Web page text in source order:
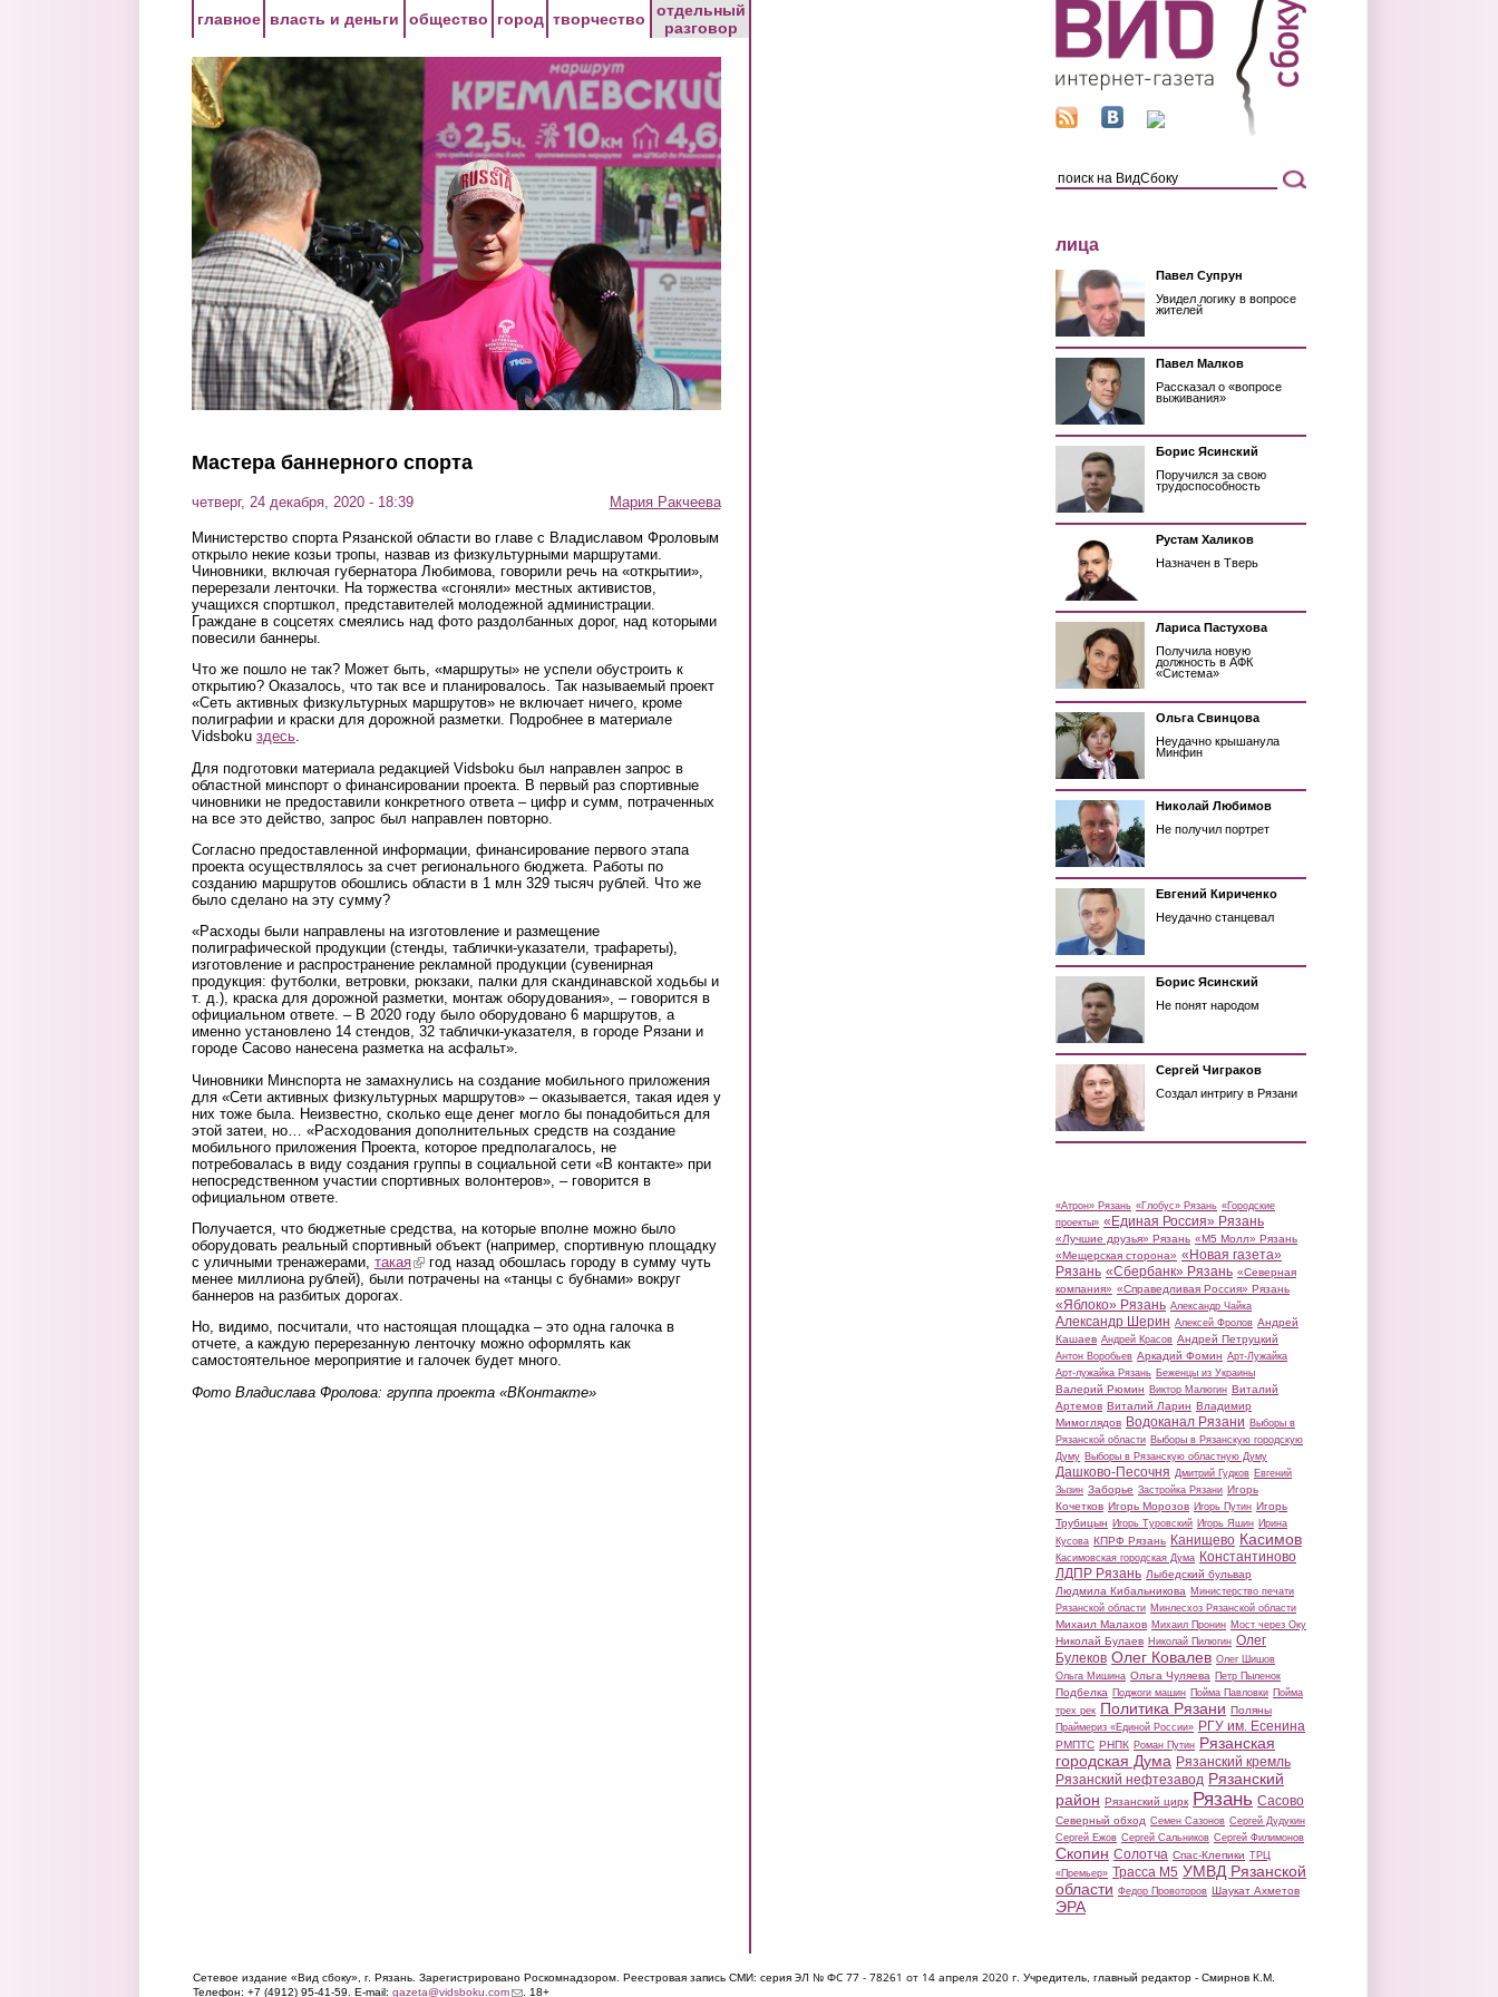
главное власть и деньги общество город творчество
отдельный
разговор
Мастера баннерного спорта
четверг, 24 декабря, 2020 - 18:39 Мария Ракчеева
Министерство спорта Рязанской области во главе с Владиславом Фроловым
открыло некие козьи тропы, назвав из физкультурными маршрутами.
Чиновники, включая губернатора Любимова, говорили речь на «открытии»,
перерезали ленточки. На торжества «сгоняли» местных активистов,
учащихся спортшкол, представителей молодежной администрации.
Граждане в соцсетях смеялись над фото раздолбанных дорог, над которыми
повесили баннеры.
Что же пошло не так? Может быть, «маршруты» не успели обустроить к
открытию? Оказалось, что так все и планировалось. Так называемый проект
«Сеть активных физкультурных маршрутов» не включает ничего, кроме
полиграфии и краски для дорожной разметки. Подробнее в материале
Vidsboku здесь.
Для подготовки материала редакцией Vidsboku был направлен запрос в
областной минспорт о финансировании проекта. В первый раз спортивные
чиновники не предоставили конкретного ответа – цифр и сумм, потраченных
на все это действо, запрос был направлен повторно.
Согласно предоставленной информации, финансирование первого этапа
проекта осуществлялось за счет регионального бюджета. Работы по
созданию маршрутов обошлись области в 1 млн 329 тысяч рублей. Что же
было сделано на эту сумму?
«Расходы были направлены на изготовление и размещение
полиграфической продукции (стенды, таблички-указатели, трафареты),
изготовление и распространение рекламной продукции (сувенирная
продукция: футболки, ветровки, рюкзаки, палки для скандинавской ходьбы и
т. д.), краска для дорожной разметки, монтаж оборудования», – говорится в
официальном ответе. – В 2020 году было оборудовано 6 маршрутов, а
именно установлено 14 стендов, 32 таблички-указателя, в городе Рязани и
городе Сасово нанесена разметка на асфальт».
Чиновники Минспорта не замахнулись на создание мобильного приложения
для «Сети активных физкультурных маршрутов» – оказывается, такая идея у
них тоже была. Неизвестно, сколько еще денег могло бы понадобиться для
этой затеи, но… «Расходования дополнительных средств на создание
мобильного приложения Проекта, которое предполагалось, не
потребовалась в виду создания группы в социальной сети «В контакте» при
непосредственном участии спортивных волонтеров», – говорится в
официальном ответе.
Получается, что бюджетные средства, на которые вполне можно было
оборудовать реальный спортивный объект (например, спортивную площадку
с уличными тренажерами, такая(link is external)
год назад обошлась городу в сумму чуть
менее миллиона рублей), были потрачены на «танцы с бубнами» вокруг
баннеров на разбитых дорогах.
Но, видимо, посчитали, что настоящая площадка – это одна галочка в
отчете, а каждую перерезанную ленточку можно оформлять как
самостоятельное мероприятие и галочек будет много.
Фото Владислава Фролова: группа проекта «ВКонтакте»
лица
Павел Супрун
Увидел логику в вопросе
жителей
Павел Малков
Рассказал о «вопросе
выживания»
Борис Ясинский
Поручился за свою
трудоспособность
Рустам Халиков
Назначен в Тверь
Лариса Пастухова
Получила новую
должность в АФК
«Система»
Ольга Свинцова
Неудачно крышанула
Минфин
Николай Любимов
Не получил портрет
Евгений Кириченко
Неудачно станцевал
Борис Ясинский
Не понят народом
Сергей Чиграков
Создал интригу в Рязани
«Атрон» Рязань «Глобус» Рязань «Городские
проекты» «Единая Россия» Рязань
«Лучшие друзья» Рязань «М5 Молл» Рязань
«Мещерская сторона» «Новая газета»
Рязань «Сбербанк» Рязань «Северная
компания» «Справедливая Россия» Рязань
«Яблоко» Рязань Александр Чайка
Александр Шерин Алексей Фролов Андрей
Кашаев Андрей Красов Андрей Петруцкий
Антон Воробьев Аркадий Фомин Арт-Лужайка
Арт-лужайка Рязань Беженцы из Украины
Валерий Рюмин Виктор Малюгин Виталий
Артемов Виталий Ларин Владимир
Мимоглядов Водоканал Рязани Выборы в
Рязанской области Выборы в Рязанскую городскую
Думу Выборы в Рязанскую областную Думу
Дашково-Песочня Дмитрий Гудков Евгений
Зызин Заборье Застройка Рязани Игорь
Кочетков Игорь Морозов Игорь Путин Игорь
Трубицын Игорь Туровский Игорь Яшин Ирина
Кусова КПРФ Рязань Канищево Касимов
Касимовская городская Дума Константиново
ЛДПР Рязань Лыбедский бульвар
Людмила Кибальникова Министерство печати
Рязанской области Минлесхоз Рязанской области
Михаил Малахов Михаил Пронин Мост через Оку
Николай Булаев Николай Пилюгин Олег
Булеков Олег Ковалев Олег Шишов
Ольга Мишина Ольга Чуляева Петр Пыленок
Подбелка Поджоги машин Пойма Павловки Пойма
трех рек Политика Рязани Поляны
Праймериз «Единой России» РГУ им. Есенина
РМПТС РНПК Роман Путин Рязанская
городская Дума Рязанский кремль
Рязанский нефтезавод Рязанский
район Рязанский цирк Рязань Сасово
Северный обход Семен Сазонов Сергей Дудукин
Сергей Ежов Сергей Сальников Сергей Филимонов
Скопин Солотча Спас-Клепики ТРЦ
«Премьер» Трасса М5 УМВД Рязанской
области Федор Провоторов Шаукат Ахметов
ЭРА
Сетевое издание «Вид сбоку», г. Рязань. Зарегистрировано Роскомнадзором. Реестровая запись СМИ: серия ЭЛ № ФС 77 - 78261 от 14 апреля 2020 г. Учредитель, главный редактор - Смирнов К.М.
Телефон: +7 (4912) 95-41-59. E-mail: gazeta@vidsboku.com(link sends e-mail)
. 18+